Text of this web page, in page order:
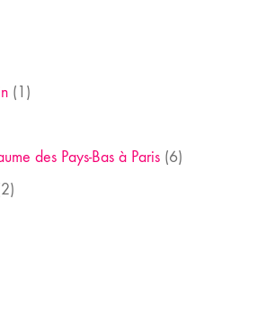
(1)
des Pays-Bas à Paris (6)